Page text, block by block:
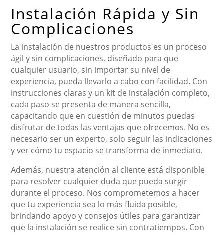
Instalación Rápida y Sin
Complicaciones
La instalación de nuestros productos es un proceso
ágil y sin complicaciones, diseñado para que
cualquier usuario, sin importar su nivel de
experiencia, pueda llevarlo a cabo con facilidad. Con
instrucciones claras y un kit de instalación completo,
cada paso se presenta de manera sencilla,
capacitando que en cuestión de minutos puedas
disfrutar de todas las ventajas que ofrecemos. No es
necesario ser un experto, solo seguir las indicaciones
y ver cómo tu espacio se transforma de inmediato.
Además, nuestra atención al cliente está disponible
para resolver cualquier duda que pueda surgir
durante el proceso. Nos comprometemos a hacer
que tu experiencia sea lo más fluida posible,
brindando apoyo y consejos útiles para garantizar
que la instalación se realice sin contratiempos. Con